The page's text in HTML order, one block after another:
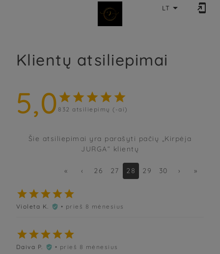
LT  
Klientų atsiliepimai
5,0     
832 atsiliepimų (-ai)
Šie atsiliepimai yra parašyti pačių „Kirpėja
JURGA“ klientų
« ‹ 26 27 28 29 30 › »

Violeta K.  • prieš 8 mėnesius

Daiva P.  • prieš 8 mėnesius